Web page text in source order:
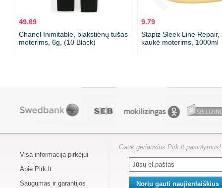
49.69
Chanel Inimitable, blakstienų tušas
moterims, 6g, (10 Black)
9.79
Stapiz Sleek Line Repair,
kaukė moterims, 1000ml
Visa informacija pirkėjui
Apie Pirk.lt
Saugumas ir garantijos
Gauk geriausius Pirk.lt pasiūlymus!